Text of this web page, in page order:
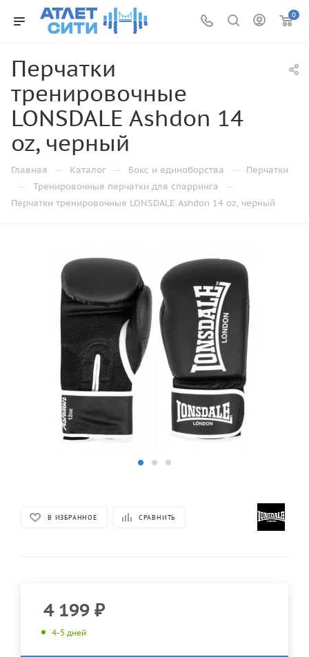
0
Перчатки
тренировочные
LONSDALE Ashdon 14
oz, черный
Главная — Каталог — Бокс и единоборства — Перчатки
— Тренировочные перчатки для спарринга —
Перчатки тренировочные LONSDALE Ashdon 14 oz, черный
В ИЗБРАННОЕ СРАВНИТЬ
4 199 ₽
4-5 дней